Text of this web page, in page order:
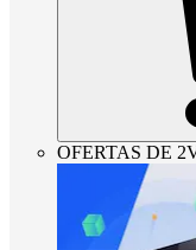
OFERTAS DE